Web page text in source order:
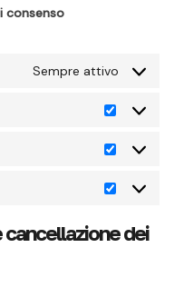
consenso
Sempre attivo
dei